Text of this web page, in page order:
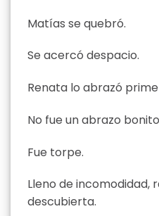
Matías se quebró.
Se acercó despacio.
Renata lo abrazó
No fue un abrazo
Fue torpe.
Lleno de incomodidad,
descubierta.